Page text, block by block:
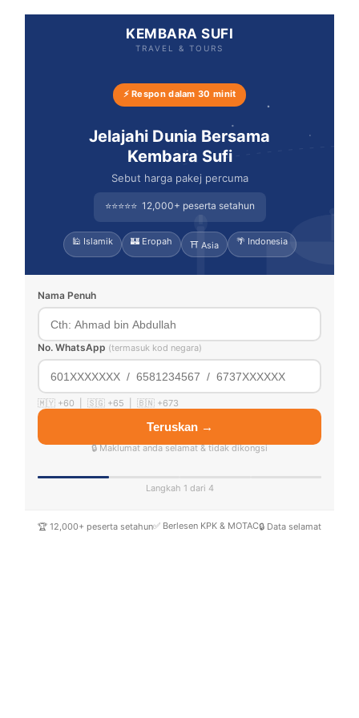
KEMBARA SUFI
TRAVEL & TOURS
⚡ Respon dalam 30 minit
Jelajahi Dunia Bersama
Kembara Sufi
Sebut harga pakej percuma
⭐⭐⭐⭐⭐ 12,000+ peserta setahun
🕌 Islamik 🏰 Eropah ⛩️ Asia 🌴 Indonesia
Nama Penuh
No. WhatsApp (termasuk kod negara)
🇲🇾 +60 | 🇸🇬 +65 | 🇧🇳 +673
Teruskan →
🔒 Maklumat anda selamat & tidak dikongsi
Langkah 1 dari 4
🏆 12,000+ peserta setahun✅ Berlesen KPK & MOTAC🔒 Data selamat